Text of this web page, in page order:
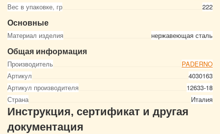
Вес в упаковке, гр
222
Основные
Материал изделия нержавеющая сталь
Общая информация
Производитель
PADERNO
Артикул
4030163
Артикул производителя
12633-18
Страна
Италия
Инструкция, сертификат и другая
документация